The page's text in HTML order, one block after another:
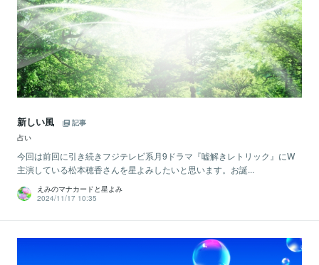
新しい風
記事
占い
今回は前回に引き続きフジテレビ系月9ドラマ『嘘解きレトリック』にW
主演している松本穂香さんを星よみしたいと思います。お誕...
えみのマナカードと星よみ
2024/11/17 10:35